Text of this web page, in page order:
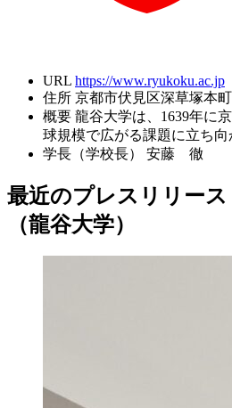
URL https://www.ryukoku.ac.jp
住所 京都市伏見区深草塚本町
概要 龍谷大学は、1639年に
球規模で広がる課題に立ち
学長（学校長）
安藤 徹
最近のプレスリリース
（龍谷大学）